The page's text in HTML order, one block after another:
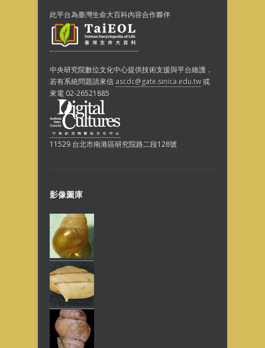
此平台為臺灣生命大百科內容合作夥伴
中央研究院數位文化中心提供技術支援與平台維護，
若有系統問題請來信 ascdc@gate.sinica.edu.tw或
來電 02-26521885
11529 台北市南港區研究院路二段128號
影像圖庫